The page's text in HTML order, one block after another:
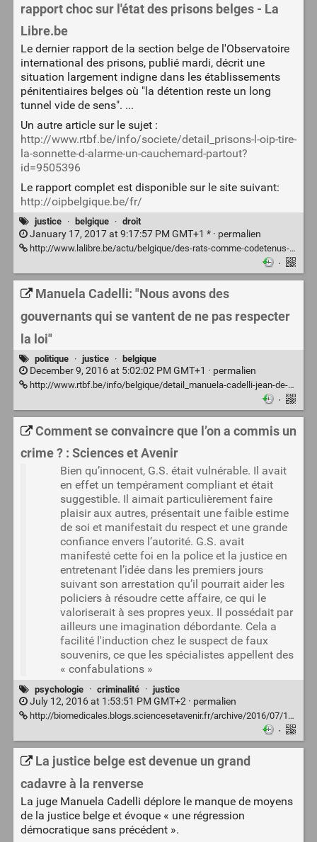
rapport choc sur l'état des prisons belges - La
Libre.be
Le dernier rapport de la section belge de l'Observatoire
international des prisons, publié mardi, décrit une
situation largement indigne dans les établissements
pénitentiaires belges où "la détention reste un long
tunnel vide de sens". ...
Un autre article sur le sujet :
http://www.rtbf.be/info/societe/detail_prisons-l-oip-tire-
la-sonnette-d-alarme-un-cauchemard-partout?
id=9505396
Le rapport complet est disponible sur le site suivant:
http://oipbelgique.be/fr/
justice · belgique · droit
January 17, 2017 at 9:17:57 PM GMT+1 * · permalien
http://www.lalibre.be/actu/belgique/des-rats-comme-codetenus-voici-le-dernier-rapport-choc-sur-l-etat-des-prisons-belges-587e1c6fcd708a17d569376a
·
Manuela Cadelli: "Nous avons des
gouvernants qui se vantent de ne pas respecter
la loi"
politique · justice · belgique
December 9, 2016 at 5:02:02 PM GMT+1 · permalien
http://www.rtbf.be/info/belgique/detail_manuela-cadelli-jean-de-codt-parlait-d-etat-voyou-il-avait-raison-nous-y-sommes?id=9476597
·
Comment se convaincre que l’on a commis un
crime ? : Sciences et Avenir
Bien qu’innocent, G.S. était vulnérable. Il avait
en effet un tempérament compliant et était
suggestible. Il aimait particulièrement faire
plaisir aux autres, présentait une faible estime
de soi et manifestait du respect et une grande
confiance envers l’autorité. G.S. avait
manifesté cette foi en la police et la justice en
entretenant l’idée dans les premiers jours
suivant son arrestation qu’il pourrait aider les
policiers à résoudre cette affaire, ce qui le
valoriserait à ses propres yeux. Il possédait par
ailleurs une imagination débordante. Cela a
facilité l'induction chez le suspect de faux
souvenirs, ce que les spécialistes appellent des
« confabulations »
psychologie · criminalité · justice
July 12, 2016 at 1:53:51 PM GMT+2 · permalien
http://biomedicales.blogs.sciencesetavenir.fr/archive/2016/07/10/comment-se-convaincre-que-l-on-a-commis-un-crime-23523.html
·
La justice belge est devenue un grand
cadavre à la renverse
La juge Manuela Cadelli déplore le manque de moyens
de la justice belge et évoque « une régression
démocratique sans précédent ».